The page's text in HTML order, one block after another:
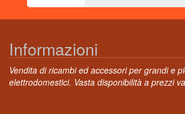
Informazioni
Vendita di ricambi ed accessori per grandi e
elettrodomestici. Vasta disponibilità a prezzi